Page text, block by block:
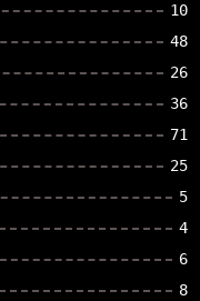
10
48
26
36
71
25
5
4
6
8